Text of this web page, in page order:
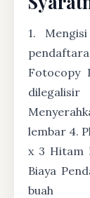
1.
Fotocopy
lembar 4.
x 3 Hitam
Biaya
buah